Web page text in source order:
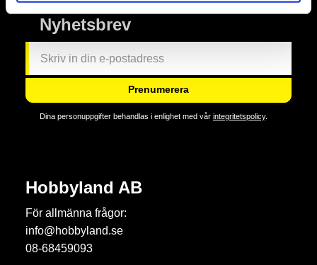
Nyhetsbrev
Prenumerera
Dina personuppgifter behandlas i enlighet med vår integritetspolicy.
Hobbyland AB
För allmänna frågor:
info@hobbyland.se
08-68459093